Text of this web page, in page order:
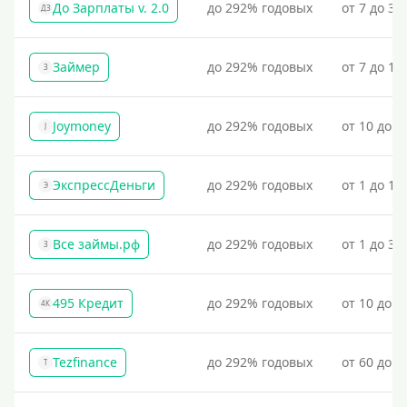
ДЗ До Зарплаты v. 2.0 до 292% годовых от 7 до
З Займер до 292% годовых от 7 до
J Joymoney до 292% годовых от 10 до
Э ЭкспрессДеньги до 292% годовых от 1 до
З Все займы.рф до 292% годовых от 1 до
4К 495 Кредит до 292% годовых от 10 до
T Tezfinance до 292% годовых от 60 до